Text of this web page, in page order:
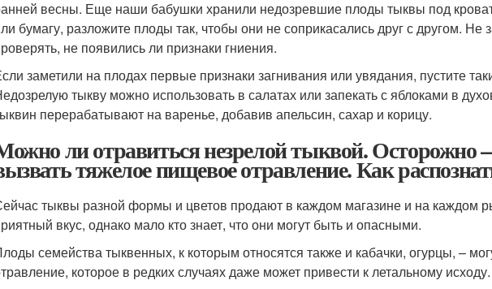
весны. Еще наши бабушки хранили недозревшие плоды тыквы под
бумагу, разложите плоды так, чтобы они не соприкасались друг с другом. Не
не появились ли признаки гниения.
заметили на плодах первые признаки загнивания или увядания, пустите
тыкву можно использовать в салатах или запекать с яблоками в
перерабатывают на варенье, добавив апельсин, сахар и корицу.
ли отравиться незрелой тыквой. Осторожно
тяжелое пищевое отравление. Как
тыквы разной формы и цветов продают в каждом магазине и на каждом
вкус, однако мало кто знает, что они могут быть и опасными.
семейства тыквенных, к которым относятся также и кабачки, огурцы, –
которое в редких случаях даже может привести к летальному исходу.